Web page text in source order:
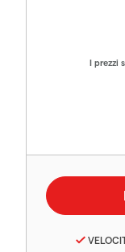
I prezzi